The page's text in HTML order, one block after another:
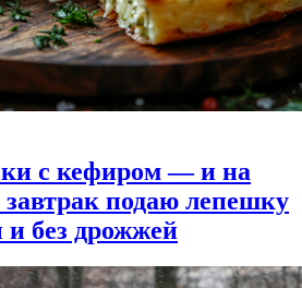
с кефиром — и на
завтрак подаю лепешку
без дрожжей